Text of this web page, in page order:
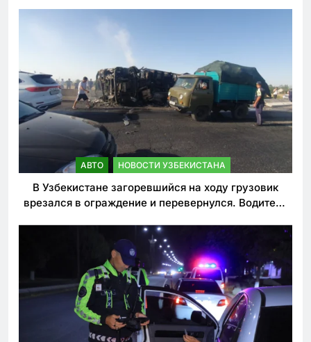
АВТО НОВОСТИ УЗБЕКИСТАНА
В Узбекистане загоревшийся на ходу грузовик
врезался в ограждение и перевернулся. Водитель